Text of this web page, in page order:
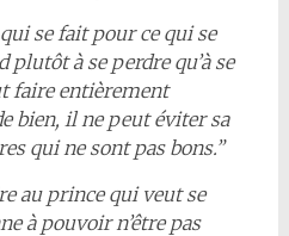
se fait pour ce qui se
à se perdre qu’à se
faire entièrement
bien, il ne peut éviter sa
qui ne sont pas bons.”
au prince qui veut se
à pouvoir n’être pas